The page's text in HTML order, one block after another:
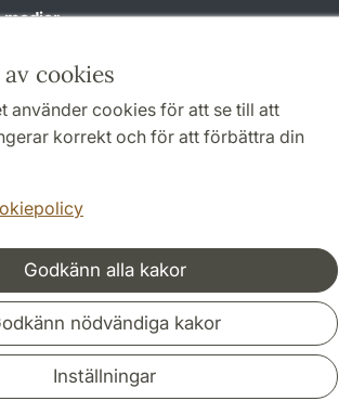
cookies
använder cookies för att se till att
korrekt och för att förbättra din
Godkänn alla kakor
nödvändiga kakor
Inställningar
medier
institutionens
Twitter